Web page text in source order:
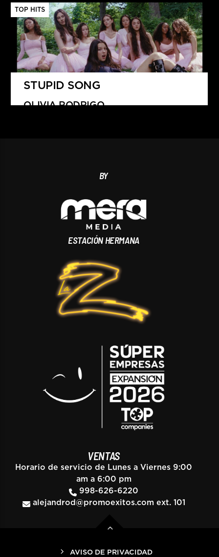
TOP HITS
STUPID SONG
OLIVIA RODRIGO
BY
ESTACIÓN HERMANA
VENTAS
Horario de servicio de Lunes a Viernes 9:00
am a 6:00 pm
998-626-6220
alejandrod@promoexitos.com ext. 101
AVISO DE PRIVACIDAD